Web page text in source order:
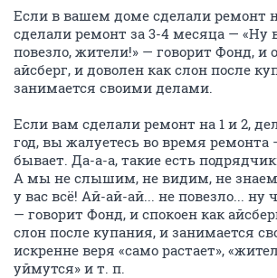
Если в вашем доме сделали ремонт
сделали ремонт за 3-4 месяца — «Ну
повезло, жители!» — говорит Фонд, и
айсберг, и доволен как слон после
занимается своими делами.
Если вам сделали ремонт на 1 и 2,
год, вы жалуетесь во время ремонта
бывает. Да-а-а, такие есть
А мы не слышим, не видим, не
у вас всё! Ай-ай-ай... не повезло... ну
— говорит Фонд, и спокоен как
слон после купания, и занимается
искренне веря «само растает»,
уймутся» и т. п.